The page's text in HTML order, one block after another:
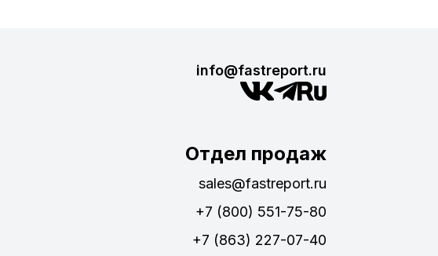
info@fastreport.ru
Отдел продаж
sales@fastreport.ru
+7 (800) 551-75-80
+7 (863) 227-07-40